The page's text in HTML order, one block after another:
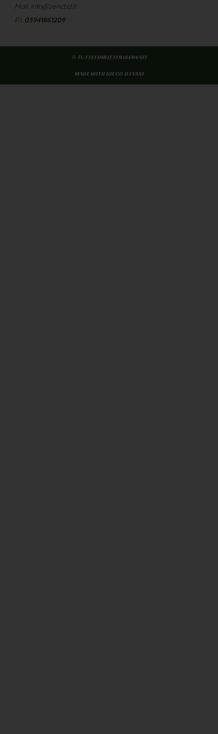
Mail. info@zencbd.it
P.I. 03941861209
© TUTTI I DIRITTI RISERVATI
MADE WITH DIEGO OTTANI